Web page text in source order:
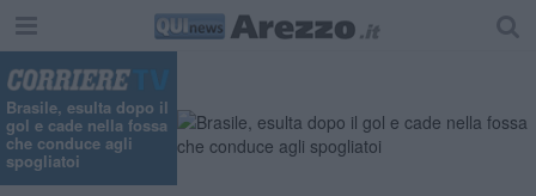
Brasile, esulta dopo il
gol e cade nella fossa
che conduce agli
spogliatoi